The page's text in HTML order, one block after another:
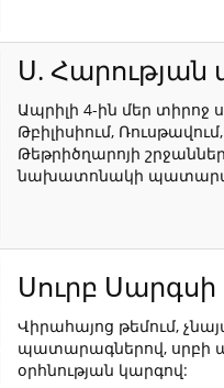
Ս. Հարության
Ապրիլի 4-ին մեր տիրոջ
Թբիլիսիում,
Թեթրիծղարոյի
նախատոնակի
Սուրբ
Վիրահայոց թեմում,
պատարագներով, սրբի
օրհնության կարգով: